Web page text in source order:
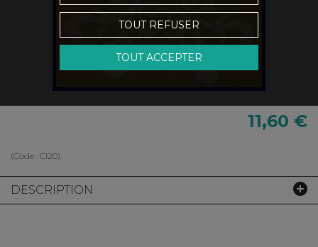
11,60 €
(Code : CI20)
DESCRIPTION
TOUT REFUSER
TOUT ACCEPTER